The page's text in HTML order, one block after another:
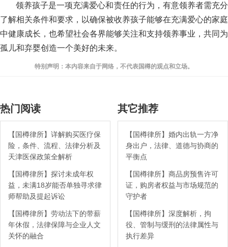
领养孩子是一项充满爱心和责任的行为，有意领养者需充分
了解相关条件和要求，以确保被收养孩子能够在充满爱心的家庭
中健康成长，也希望社会各界能够关注和支持领养事业，共同为
孤儿和弃婴创造一个美好的未来。
特别声明：本内容来自于网络，不代表国樽的观点和立场。
热门阅读
【国樽律所】详解购买医疗保
险，条件、流程、法律分析及
天津医保政策全解析
【国樽律所】探讨未成年权
益，未满18岁能否单独寻求律
师帮助及提起诉讼
【国樽律所】劳动法下的带薪
年休假，法律保障与企业人文
关怀的融合
其它推荐
【国樽律所】婚内出轨一方净
身出户，法律、道德与协商的
平衡点
【国樽律所】商品房预售许可
证，购房者权益与市场规范的
守护者
【国樽律所】深度解析，拘
役、管制与缓刑的法律属性与
执行差异